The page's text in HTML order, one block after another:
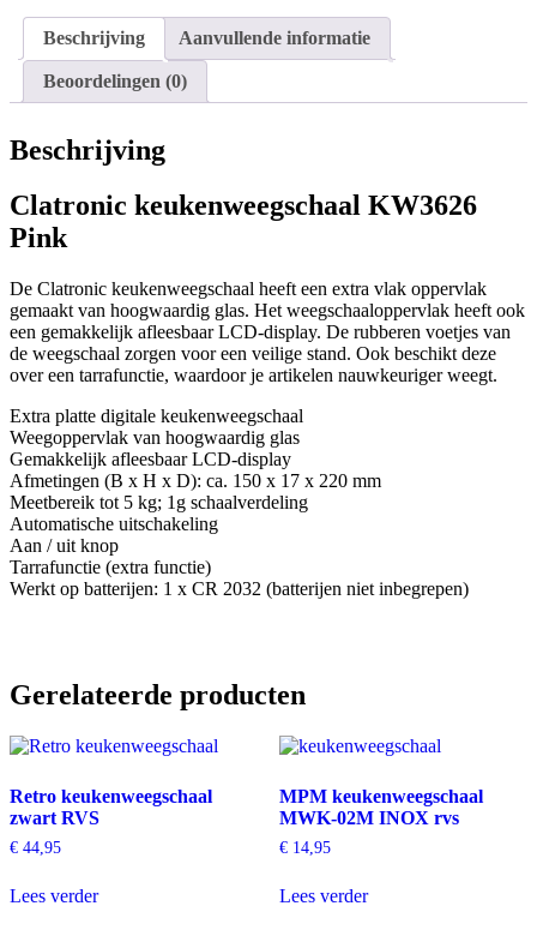
Beschrijving Aanvullende informatie
Beoordelingen (0)
Beschrijving
Clatronic keukenweegschaal KW3626
Pink
De Clatronic keukenweegschaal heeft een extra vlak oppervlak
gemaakt van hoogwaardig glas. Het weegschaaloppervlak heeft ook
een gemakkelijk afleesbaar LCD-display. De rubberen voetjes van
de weegschaal zorgen voor een veilige stand. Ook beschikt deze
over een tarrafunctie, waardoor je artikelen nauwkeuriger weegt.
Extra platte digitale keukenweegschaal
Weegoppervlak van hoogwaardig glas
Gemakkelijk afleesbaar LCD-display
Afmetingen (B x H x D): ca. 150 x 17 x 220 mm
Meetbereik tot 5 kg; 1g schaalverdeling
Automatische uitschakeling
Aan / uit knop
Tarrafunctie (extra functie)
Werkt op batterijen: 1 x CR 2032 (batterijen niet inbegrepen)
Gerelateerde producten
Retro keukenweegschaal
zwart RVS
€ 44,95
Lees verder
MPM keukenweegschaal
MWK-02M INOX rvs
€14,95
Lees verder